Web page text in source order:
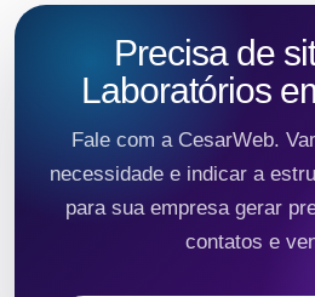
Precisa de
Laboratórios
Fale com a CesarWeb.
necessidade e indicar a
para sua empresa gerar
contatos e